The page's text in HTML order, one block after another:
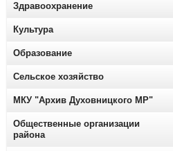
Здравоохранение
Культура
Образование
Сельское хозяйство
МКУ "Архив Духовницкого МР"
Общественные организации
района